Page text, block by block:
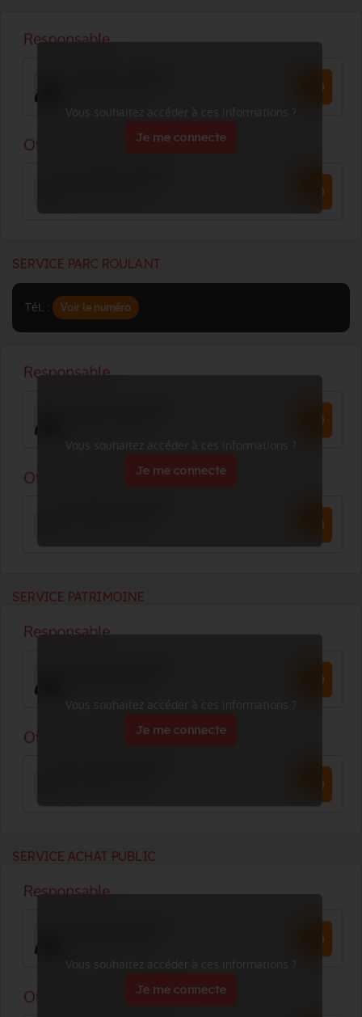
Vous souhaitez accéder à ces informations ?
Je me connecte
SERVICE PARC ROULANT
Tél. : Voir le numéro
Vous souhaitez accéder à ces informations ?
Je me connecte
SERVICE PATRIMOINE
Vous souhaitez accéder à ces informations ?
Je me connecte
SERVICE ACHAT PUBLIC
Vous souhaitez accéder à ces informations ?
Je me connecte